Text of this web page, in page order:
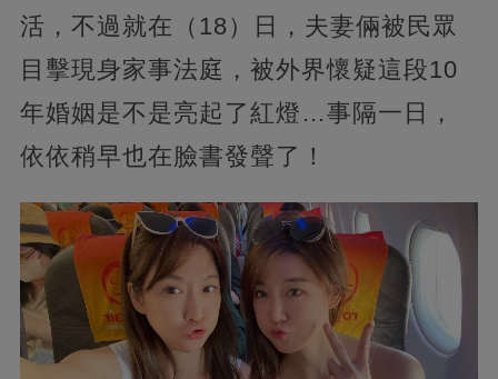
活，不過就在（18）日，夫妻倆被民眾
目擊現身家事法庭，被外界懷疑這段10
年婚姻是不是亮起了紅燈…事隔一日，
依依稍早也在臉書發聲了！